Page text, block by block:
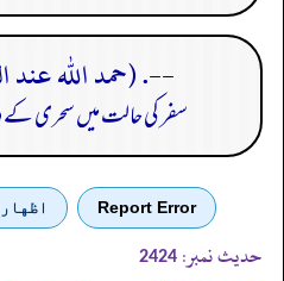
--. (حمد الله عند
سفر کی حالت میں سحری کے
Report Error
حدیث نمبر: 2424